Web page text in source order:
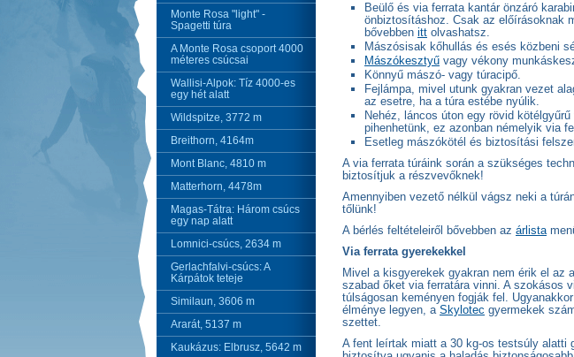
Monte Rosa "light" -
Spagetti túra
A Monte Rosa csoport 4000
méteres csúcsai
Wallisi-Alpok: Tíz 4000-es
egy hét alatt
Wildspitze, 3772 m
Breithorn, 4164m
Mont Blanc, 4810 m
Matterhorn, 4478m
Magas-Tátra: Három csúcs
egy nap alatt
Lomnici-csúcs, 2634 m
Gerlachfalvi-csúcs: A
Kárpátok teteje
Similaun, 3606 m
Ararát, 5137 m
Kaukázus: Elbrusz, 5642 m
Beülő és via ferrata kantár önzáró
önbiztosításhoz. Csak az előírásoknak
bővebben itt olvashatsz.
Mászósisak kőhullás és esés közbeni
Mászókesztyű vagy vékony
Könnyű mászó- vagy túracipő.
Fejlámpa, mivel utunk gyakran vezet
az esetre, ha a túra estébe nyúlik.
Nehéz, láncos úton egy rövid
pihenhetünk, ez azonban némelyik via
Esetleg mászókötél és biztosítási
A via ferrata túráink során a szükséges
biztosítjuk a részvevőknek!
Amennyiben vezető nélkül vágsz neki a
tőlünk!
A bérlés feltételeiről bővebben az árlista
Via ferrata gyerekekkel
Mivel a kisgyerekek gyakran nem érik el az
szabad őket via ferratára vinni. A szokásos
túlságosan keményen fogják fel.
élménye legyen, a Skylotec gyermekek
szettet.
A fent leírtak miatt a 30 kg-os testsúly alatti